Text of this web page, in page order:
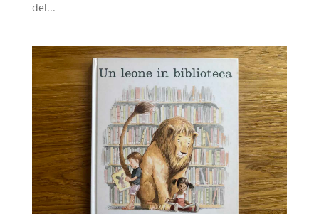
del...